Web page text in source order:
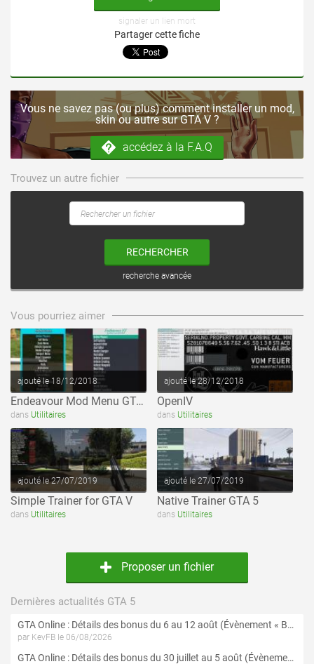
signaler un lien mort
Partager cette fiche
Vous ne savez pas (ou plus) comment installer un mod,
skin ou autre sur GTA V ?
accédez à la F.A.Q
Trouvez un autre fichier
RECHERCHER
recherche avancée
Vous pourriez aimer
ajouté le 18/12/2018
Endeavour Mod Menu GTA 5
dans Utilitaires
ajouté le 28/12/2018
OpenIV
dans Utilitaires
voir ce fichier
ajouté le 27/07/2019
Simple Trainer for GTA V
dans Utilitaires
ajouté le 27/07/2019
Native Trainer GTA 5
dans Utilitaires
Proposer un fichier
Dernières actualités GTA 5
GTA Online : Détails des bonus du 6 au 12 août (Évènement « Braquages de l'été » - Suite et fin)
par KevFB le 06/08/2026
GTA Online : Détails des bonus du 30 juillet au 5 août (Évènement « Braquages d'été »)